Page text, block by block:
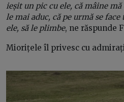
ieșit un pic cu ele, că mâine
le mai aduc, că pe urmă se
ele, să le plimbe, ne răspunde
Miorițele îl privesc cu